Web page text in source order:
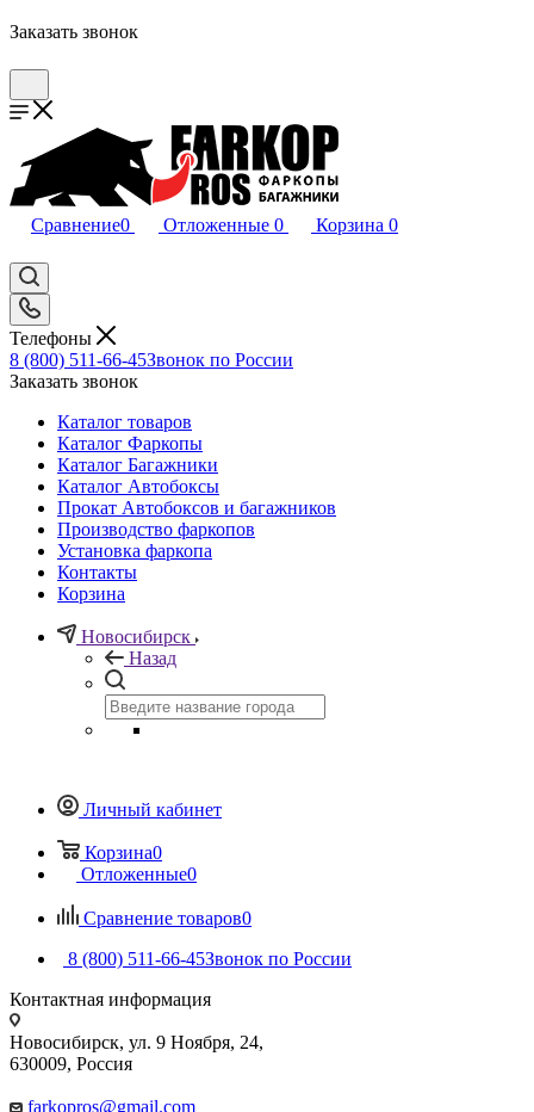
Заказать звонок
Сравнение0 Отложенные 0 Корзина 0
Телефоны
8 (800) 511-66-45Звонок по России
Заказать звонок
Каталог товаров
Каталог Фаркопы
Каталог Багажники
Каталог Автобоксы
Прокат Автобоксов и багажников
Производство фаркопов
Установка фаркопа
Контакты
Корзина
Новосибирск
Назад
Личный кабинет
Корзина0
Отложенные0
Сравнение товаров0
8 (800) 511-66-45Звонок по России
Контактная информация
Новосибирск, ул. 9 Ноября, 24,
630009, Россия
farkopros@gmail.com